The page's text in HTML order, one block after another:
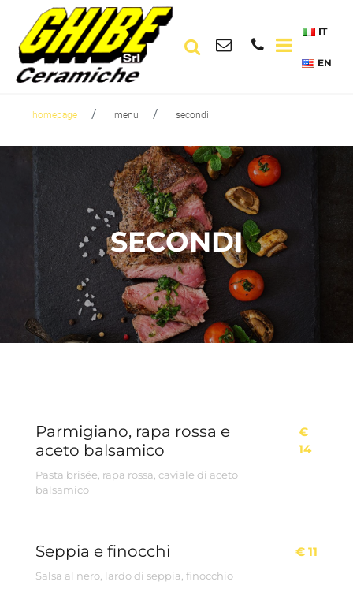
Open
IT
EN
homepage menu secondi
SECONDI
Parmigiano, rapa rossa e
aceto balsamico
Pasta brisée, rapa rossa, caviale di aceto
balsamico
€
14
Seppia e finocchi
Salsa al nero, lardo di seppia, finocchio
€ 11